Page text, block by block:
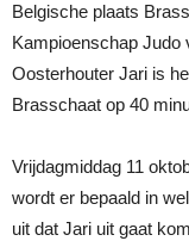
Belgische plaats
Kampioenschap Judo
Oosterhouter Jari is
Brasschaat op 40
Vrijdagmiddag 11
wordt er bepaald in
uit dat Jari uit gaat